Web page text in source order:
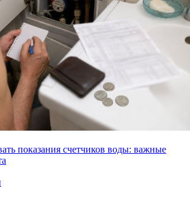
показания счетчиков воды: важные